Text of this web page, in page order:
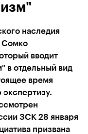
наследия
Сомко
вводит
в отдельный вид
время
ЗСК 28 января
призвана